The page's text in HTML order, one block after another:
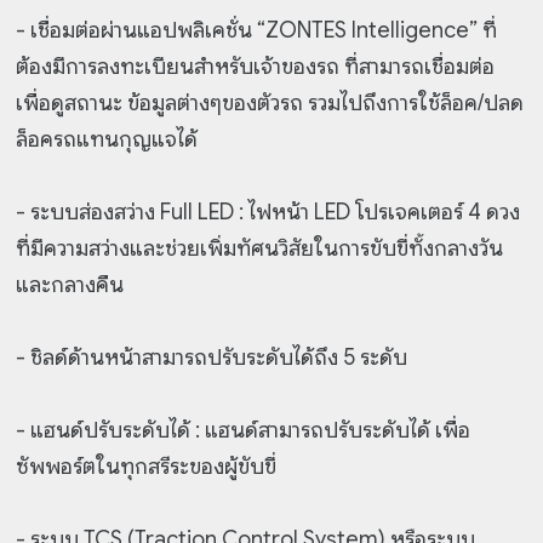
- เชื่อมต่อผ่านแอปพลิเคชั่น “ZONTES Intelligence” ที่
ต้องมีการลงทะเบียนสำหรับเจ้าของรถ ที่สามารถเชื่อมต่อ
เพื่อดูสถานะ ข้อมูลต่างๆของตัวรถ รวมไปถึงการใช้ล็อค/ปลด
ล็อครถแทนกุญแจได้
- ระบบส่องสว่าง Full LED : ไฟหน้า LED โปรเจคเตอร์ 4 ดวง
ที่มีความสว่างและช่วยเพิ่มทัศนวิสัยในการขับขี่ทั้งกลางวัน
และกลางคืน
- ชิลด์ด้านหน้าสามารถปรับระดับได้ถึง 5 ระดับ
- แฮนด์ปรับระดับได้ : แฮนด์สามารถปรับระดับได้ เพื่อ
ซัพพอร์ตในทุกสรีระของผู้ขับขี่